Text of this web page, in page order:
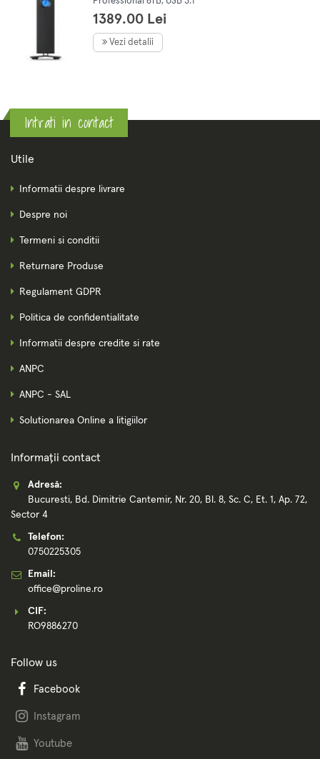
Type-C
1389.00 Lei
Vezi detalii
Intrati in contact
Utile
Informatii despre livrare
Despre noi
Termeni si conditii
Returnare Produse
Regulament GDPR
Politica de confidentialitate
Informatii despre credite si rate
ANPC
ANPC - SAL
Solutionarea Online a litigiilor
Informații contact
Adresă:
Bucuresti, Bd. Dimitrie Cantemir, Nr. 20, Bl. 8, Sc. C, Et. 1, Ap. 72,
Sector 4
Telefon:
0750225305
Email:
office@proline.ro
CIF:
RO9886270
Follow us
Facebook
Instagram
Youtube